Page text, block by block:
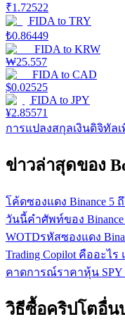
₹1.72522
FIDA to TRY
₺0.86449
FIDA to KRW
₩25.557
FIDA to CAD
$0.02525
FIDA to JPY
¥2.85571
การแปลงสกุลเงินดิจิทัลเ
ข่าวล่าสุดของ
โค้ดซองแดง Binance 5
วันนี้คำศัพท์ของ
WOTDรหัสซองแดง
Trading Copilot คืออะไ
คาดการณ์ราคาหุ้น
วิธีซื้อคริปโตอื่น